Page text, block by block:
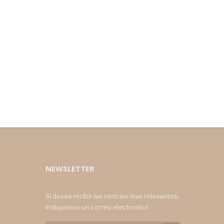
NEWSLETTER
Si desea recibir las noticias mas relevantes,
indiquenos un correo electronico